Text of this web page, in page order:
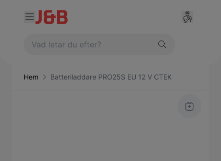
Hem Batteriladdare PRO25S EU 12 V CTEK